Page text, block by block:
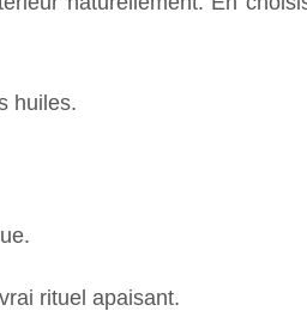
huiles.
rituel apaisant.